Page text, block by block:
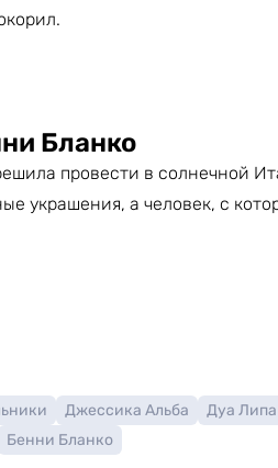
Бланко
провести в солнечной
украшения, а человек, с
Джессика Альба Дуа Липа
Бенни Бланко